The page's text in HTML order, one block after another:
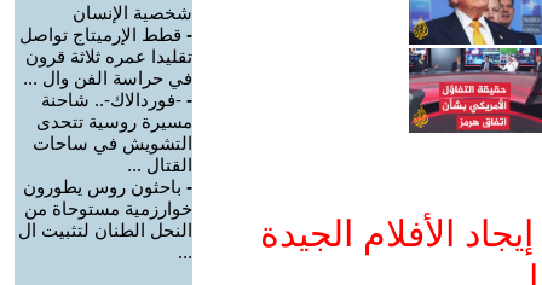
الأفلام الجيدة
شخصية الإنسان
- قطط الإرميتاج تواصل
تقليدا عمره ثلاثة قرون
في حراسة الفن وال ...
- -فوردالاك-.. شاحنة
مسيرة روسية تتحدى
التشويش في ساحات
القتال ...
- باحثون روس يطورون
خوارزمية مستوحاة من
النحل الطنان لتثبيت ال
...